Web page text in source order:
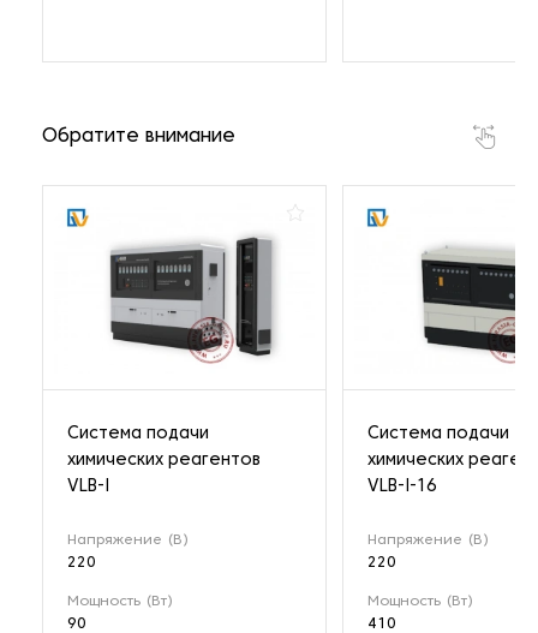
Обратите внимание
Система подачи
химических реагентов
VLB-I
Напряжение (В)
220
Мощность (Вт)
90
Система подачи
химических
VLB-I-16
Напряжение (В)
220
Мощность (Вт)
410